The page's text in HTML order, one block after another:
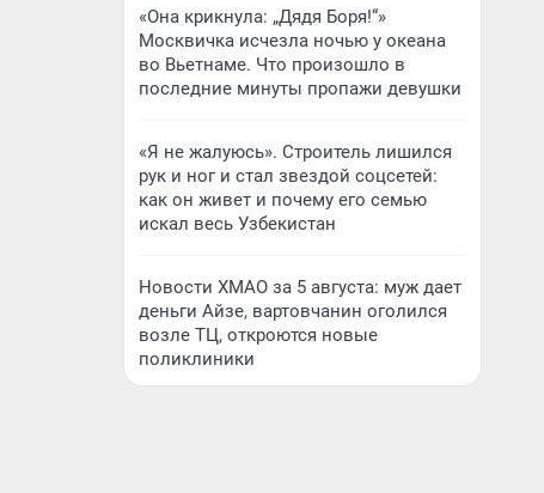
«Она крикнула: „Дядя Боря!“»
Москвичка исчезла ночью у океана
во Вьетнаме. Что произошло в
последние минуты пропажи девушки
«Я не жалуюсь». Строитель лишился
рук и ног и стал звездой соцсетей:
как он живет и почему его семью
искал весь Узбекистан
Новости ХМАО за 5 августа: муж дает
деньги Айзе, вартовчанин оголился
возле ТЦ, откроются новые
поликлиники